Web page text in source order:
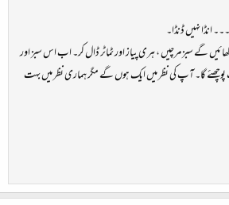
۔۔۔ انڈا نہیں ڈنڈا۔
گے سبز مرچیں ، ہری پیاز اور ٹماٹر ڈال کر۔ اب اس سبز اور
گا۔ آپ کی نظر میں ایک ہوں گے مگر ہماری نظر میں بہت